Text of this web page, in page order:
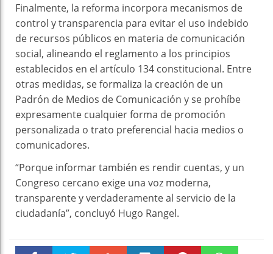
Finalmente, la reforma incorpora mecanismos de
control y transparencia para evitar el uso indebido
de recursos públicos en materia de comunicación
social, alineando el reglamento a los principios
establecidos en el artículo 134 constitucional. Entre
otras medidas, se formaliza la creación de un
Padrón de Medios de Comunicación y se prohíbe
expresamente cualquier forma de promoción
personalizada o trato preferencial hacia medios o
comunicadores.
“Porque informar también es rendir cuentas, y un
Congreso cercano exige una voz moderna,
transparente y verdaderamente al servicio de la
ciudadanía”, concluyó Hugo Rangel.